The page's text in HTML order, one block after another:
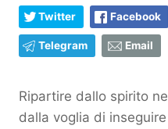
Twitter Facebook
Telegram Email
Ripartire dallo spirito
dalla voglia di